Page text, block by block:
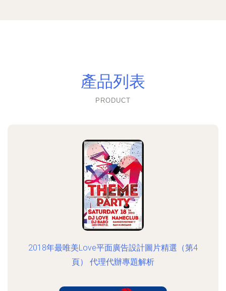
產品列表
PRODUCT
2018年最唯美Love平面廣告設計圖片精選（第4
頁） 代理代辦專題解析